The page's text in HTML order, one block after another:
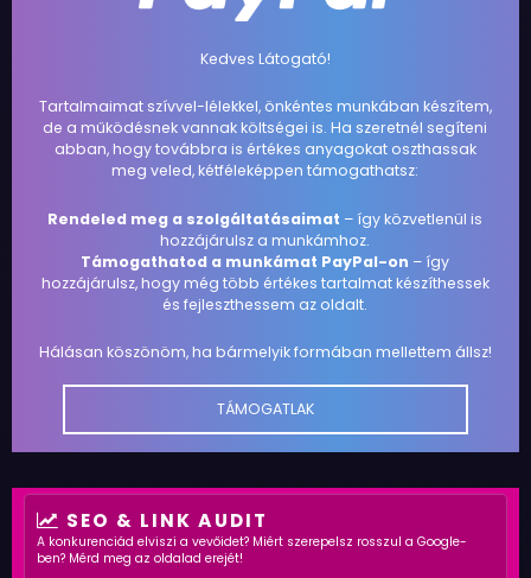
Kedves Látogató!
Tartalmaimat szívvel-lélekkel, önkéntes munkában készítem,
de a működésnek vannak költségei is. Ha szeretnél segíteni
abban, hogy továbbra is értékes anyagokat oszthassak
meg veled, kétféleképpen támogathatsz:
Rendeled meg a szolgáltatásaimat – így közvetlenül is
hozzájárulsz a munkámhoz.
Támogathatod a munkámat PayPal-on – így
hozzájárulsz, hogy még több értékes tartalmat készíthessek
és fejleszthessem az oldalt.
Hálásan köszönöm, ha bármelyik formában mellettem állsz!
TÁMOGATLAK
SEO & LINK AUDIT
A konkurenciád elviszi a vevőidet? Miért szerepelsz rosszul a Google-
ben? Mérd meg az oldalad erejét!